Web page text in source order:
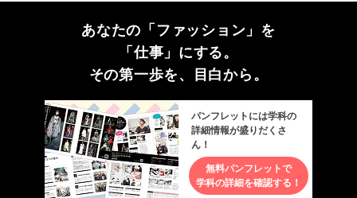
あなたの「ファッション」を
「仕事」にする。
その第一歩を、目白から。
パンフレットには学科の
詳細情報が盛りだくさ
ん！
無料パンフレットで
学科の詳細を確認する！